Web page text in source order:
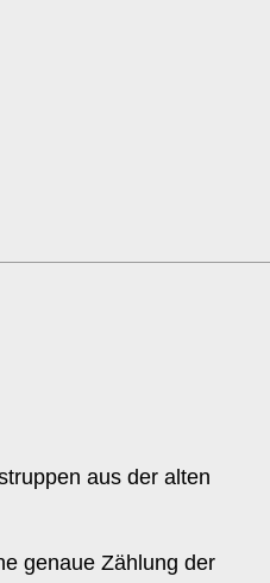
aus der alten
genaue Zählung der